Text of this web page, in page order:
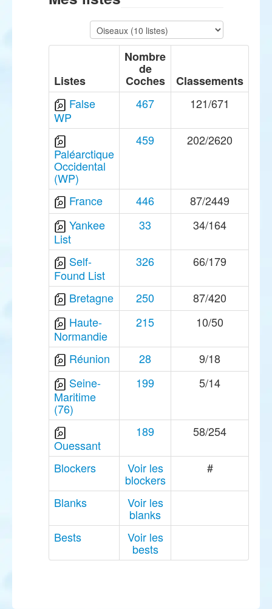
Listes
Nombre
de
Coches
Classements
False
WP
467 121/671
Paléarctique
Occidental
(WP)
459 202/2620
France 446
87/2449
Yankee
List
33 34/164
Self-
Found List
326 66/179
Bretagne 250
87/420
Haute-
Normandie
215 10/50
Réunion 28
9/18
Seine-
Maritime
(76)
199 5/14
Ouessant
189 58/254
Blockers Voir les
blockers
#
Blanks Voir les
blanks
Bests
Voir les
bests